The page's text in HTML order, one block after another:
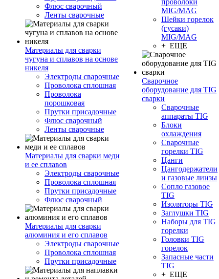
Флюс сварочный
Ленты сварочные
Материалы для сварки
чугуна и сплавов на основе
никеля
Электроды сварочные
Проволока сплошная
Проволока
порошковая
Прутки присадочные
Флюс сварочный
Ленты сварочные
Материалы для сварки меди
и ее сплавов
Электроды сварочные
Проволока сплошная
Прутки присадочные
Флюс сварочный
Материалы для сварки
алюминия и его сплавов
Электроды сварочные
Проволока сплошная
Прутки присадочные
проволоки
MIG/MAG
Шейки горелок
(гусаки)
MIG/MAG
+ ЕЩЕ
Сварочное
оборудование для TIG
сварки
Сварочные
аппараты TIG
Блоки
охлаждения
Сварочные
горелки TIG
Цанги
Цангодержатели
и газовые линзы
Сопло газовое
TIG
Изоляторы TIG
Заглушки TIG
Наборы для TIG
горелки
Головки TIG
горелок
Запасные части
TIG
+ ЕЩЕ